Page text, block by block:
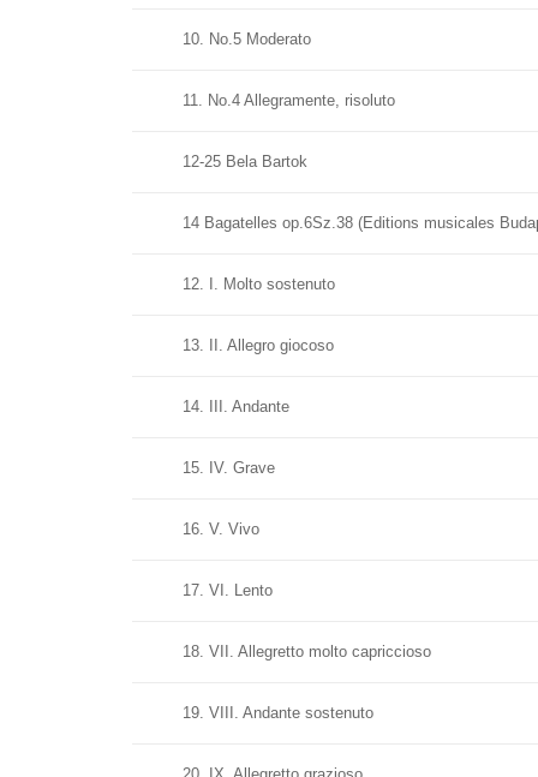
10. No.5 Moderato
11. No.4 Allegramente, risoluto
12-25 Bela Bartok
14 Bagatelles op.6Sz.38 (Editions musicales
12. I. Molto sostenuto
13. II. Allegro giocoso
14. III. Andante
15. IV. Grave
16. V. Vivo
17. VI. Lento
18. VII. Allegretto molto capriccioso
19. VIII. Andante sostenuto